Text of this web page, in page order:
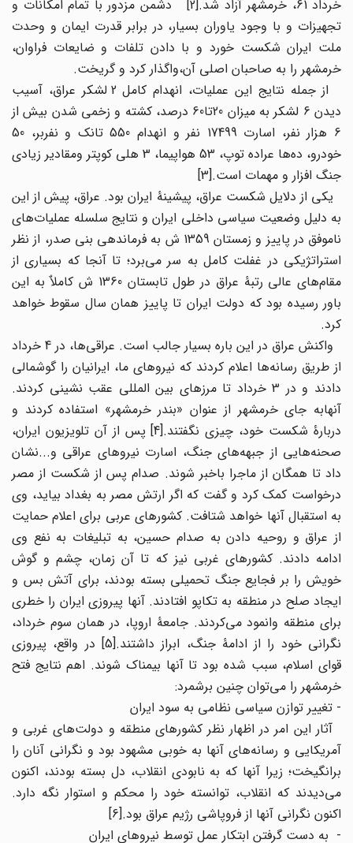
خرداد 61، خرمشهر آزاد شد.[2] دشمن مزدور با تمام امکانات و
تجهیزات و با وجود یاوران بسیار، در برابر قدرت ایمان و وحدت
ملت ایران شکست خورد و با دادن تلفات و ضایعات فراوان،
خرمشهر را به صاحبان اصلی آن،واگذار کرد و گریخت.
از جمله نتایج این عملیات، انهدام کامل 2 لشکر عراق، آسیب
دیدن 6 لشکر به میزان 20تا60 درصد، کشته و زخمی شدن بیش از
6 هزار نفر، اسارت 17499 نفر و انهدام 550 تانک و نفربر، 50
خودرو، ده‌ها عراده توپ، 53 هواپیما، 3 هلی کوپتر ومقادیر زیادی
جنگ افزار و مهمات است.[3]
یکی از دلایل شکست عراق، پیشینۀ ایران بود. عراق، پیش از این
به دلیل وضعیت سیاسی داخلی ایران و نتایج سلسله عملیات‌های
ناموفق در پاییز و زمستان 1359 ش به فرماندهی بنی صدر، از نظر
استراتژیکی در غفلت کامل به سر می‌برد؛ تا آنجا که بسیاری از
مقام‌های عالی رتبۀ‌ عراق در طول تابستان 1360 ش کاملاٌ به این
باور رسیده بود که دولت ایران تا پاییز همان سال سقوط خواهد
کرد.
واکنش عراق در این باره بسیار جالب است. عراقی‌ها، در 4 خرداد
از طریق رسانه‌ها اعلام کردند که نیروهای ما، ایرانیان را گوشمالی
دادند و در 3 خرداد تا مرزهای بین المللی عقب نشینی کردند.
آنهابه جای خرمشهر از عنوان «بندر خرمشهر» استفاده کردند و
دربارۀ‌ شکست خود، چیزی نگفتند.[4] پس از آن تلویزیون ایران،
صحنه‌هایی از جبهه‌های جنگ، اسارت نیروهای عراقی و...نشان
داد تا همگان از ماجرا باخبر شوند. صدام پس از شکست از مصر
درخواست کمک کرد و گفت که اگر ارتش مصر به بغداد بیاید، وی
به استقبال آنها خواهد شتافت. کشورهای عربی برای اعلام حمایت
از عراق و روحیه دادن به صدام حسین، به تبلیغات به نفع وی
ادامه دادند. کشورهای غربی نیز که تا آن زمان، چشم و گوش
خویش را بر فجایع جنگ تحمیلی بسته بودند، برای آتش بس و
ایجاد صلح در منطقه به تکاپو افتادند. آنها پیروزی ایران را خطری
برای منطقه وانمود می‌کردند. جامعۀ اروپا، در همان سوم خرداد،
نگرانی خود را از ادامۀ جنگ، ابراز داشتند.[5] در واقع، پیروزی
قوای اسلام، سبب شده بود تا آنها بیمناک شوند. اهم نتایج فتح
خرمشهر را می‌توان چنین برشمرد:
- تغییر توازن سیاسی نظامی به سود ایران
آثار این امر در اظهار نظر کشورهای منطقه و دولت‌های غربی و
آمریکایی و رسانه‌های آنها به خوبی مشهود بود و نگرانی آنان را
برانگیخت؛ زیرا آنها که به نابودی انقلاب، دل بسته بودند، اکنون
می‌دیدند که انقلاب، توانسته خود را محکم و استوار نگه دارد.
اکنون نگرانی آنها از فروپاشی رژیم عراق بود.[6]
- به دست گرفتن ابتکار عمل توسط نیروهای ایران